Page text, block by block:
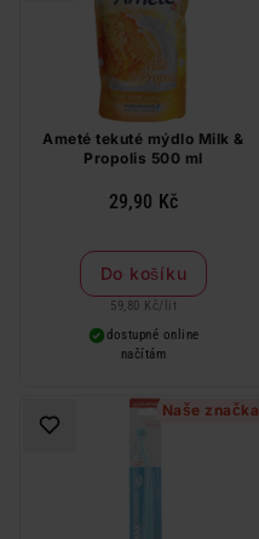
Ameté tekuté mýdlo Milk &
Propolis 500 ml
29,90 Kč
Do košíku
59,80 Kč/ lit
dostupné online
načítám
Naše značka